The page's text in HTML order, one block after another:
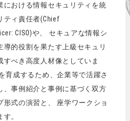
における情報セキュリティを統
ティ責任者(Chief
CISO)や、 セキュアな情報シ
導的役割を果たす上級セキュリ
すべき高度人材像としていま
成するため、企業等で活躍さ
、事例紹介と事例に基づく双方
形式の演習と、 座学ワークショ
。